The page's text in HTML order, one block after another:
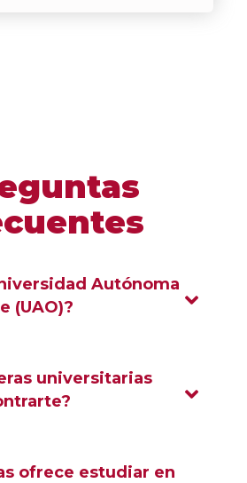
Autónoma
(UAO)?
universitarias
ofrece estudiar en